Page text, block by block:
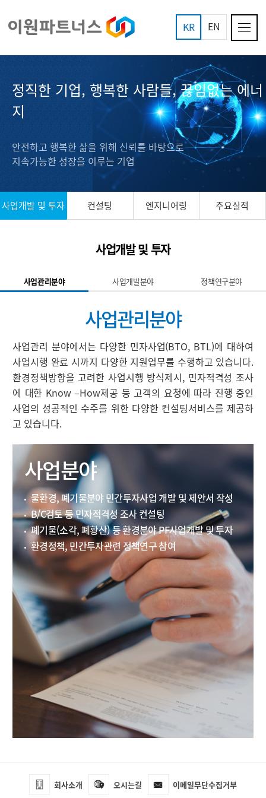
KR EN
정직한 기업, 행복한 사람들, 끊임없는 에너
지
안전하고 행복한 삶을 위해 신뢰를 바탕으로
지속가능한 성장을 이루는 기업
사업개발 및 투자 컨설팅 엔지니어링 주요실적
사업개발 및 투자
사업관리분야 사업개발분야 정책연구분야
사업관리분야
사업관리 분야에서는 다양한 민자사업(BTO, BTL)에 대하여
사업시행 완료 시까지 다양한 지원업무를 수행하고 있습니다.
환경정책방향을 고려한 사업시행 방식제시, 민자적격성 조사
에 대한 Know –How제공 등 고객의 요청에 따라 진행 중인
사업의 성공적인 수주를 위한 다양한 컨설팅서비스를 제공하
고 있습니다.
사업분야
물환경, 폐기물분야 민간투자사업 개발 및 제안서 작성
B/C검토 등 민자적격성 조사 컨설팅
폐기물(소각, 폐황산) 등 환경분야 PF사업개발 및 투자
환경정책, 민간투자관련 정책연구 참여
회사소개 오시는길 이메일무단수집거부